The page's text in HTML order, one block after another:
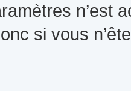
n’est
si vous